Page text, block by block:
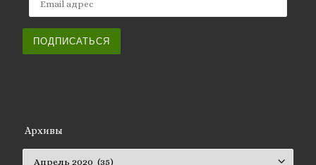
ПОДПИСАТЬСЯ
Архивы